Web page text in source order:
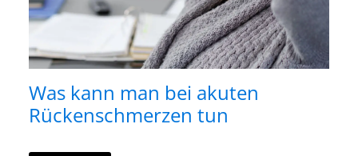
Was kann man bei akuten
Rückenschmerzen tun